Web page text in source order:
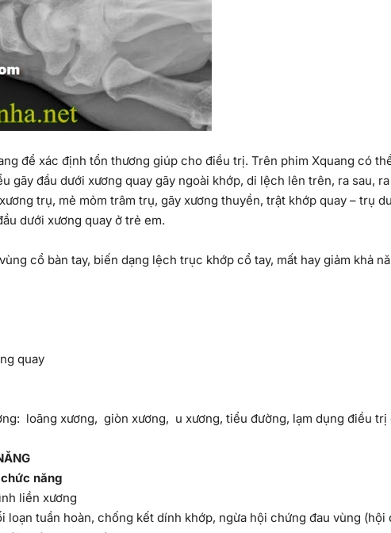
để xác định tổn thương giúp cho điều trị. Trên phim Xquang có
gãy đầu dưới xương quay gãy ngoài khớp, di lệch lên trên, ra sau,
trụ, mẻ mỏm trâm trụ, gãy xương thuyền, trật khớp quay – trụ
dưới xương quay ở trẻ em.
cổ bàn tay, biến dạng lệch trục khớp cổ tay, mất hay giảm khả
quay
loãng xương, giòn xương, u xương, tiểu đường, lạm dụng điều trị
năng
liền xương
loạn tuần hoàn, chống kết dính khớp, ngừa hội chứng đau vùng (hội